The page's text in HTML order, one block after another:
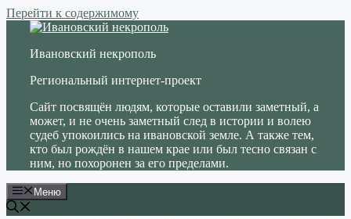
Перейти к содержимому
Ивановский некрополь
Региональный интернет-проект
Сайт посвящён людям, которые оставили заметный, а
может, и не очень заметный след в истории и волею
судеб упокоились на ивановской земле. А также тем,
кто был рождён в нашем крае или был тесно связан с
ним, но похоронен за его пределами.
Меню